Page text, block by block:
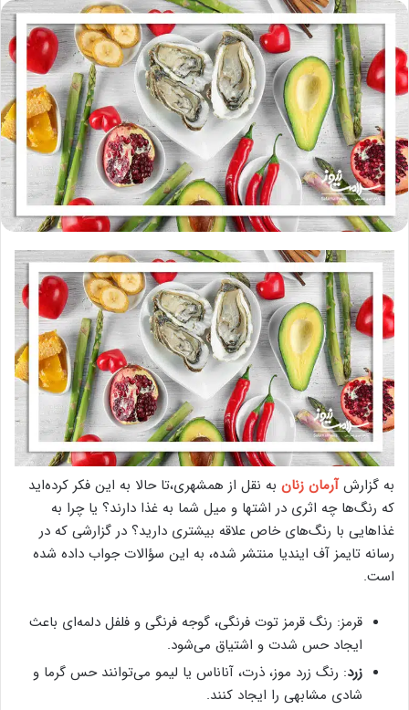
به گزارشآرمان زنان به نقل از همشهری،تا حالا به این فکر کرده‌اید
که رنگ‌ها چه اثری در اشتها و میل شما به غذا دارند؟ یا چرا به
غذاهایی با رنگ‌های خاص علاقه بیشتری دارید؟ در گزارشی که در
رسانه تایمز آف ایندیا منتشر شده، به این سؤالات جواب داده شده
است.
قرمز: رنگ قرمز توت فرنگی، گوجه فرنگی و فلفل دلمه‌ای باعث
ایجاد حس شدت و اشتیاق می‌شود.
زرد: رنگ زرد موز، ذرت، آناناس یا لیمو می‌توانند حس گرما و
شادی مشابهی را ایجاد کنند.